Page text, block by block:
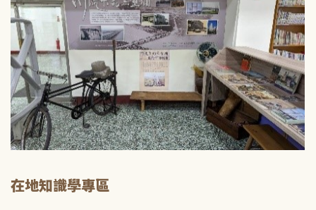
在地知識學專區